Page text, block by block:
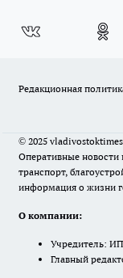
Редакционная
© 2025
Оперативные
транспорт,
информация о жизни
О компании:
Учредитель:
Главный